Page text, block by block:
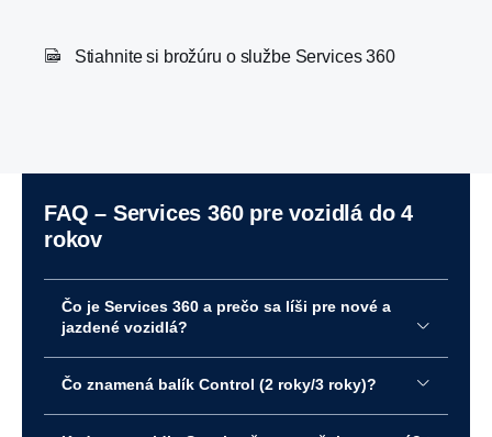
Stiahnite si brožúru o službe Services 360
FAQ – Services 360 pre vozidlá do 4
rokov
Čo je Services 360 a prečo sa líši pre nové a
jazdené vozidlá?
Čo znamená balík Control (2 roky/3 roky)?